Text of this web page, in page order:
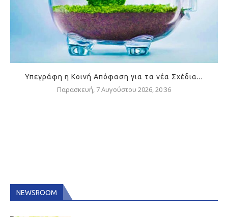
Υπεγράφη η Κοινή Απόφαση για τα νέα Σχέδια...
Παρασκευή, 7 Αυγούστου 2026, 20:36
NEWSROOM